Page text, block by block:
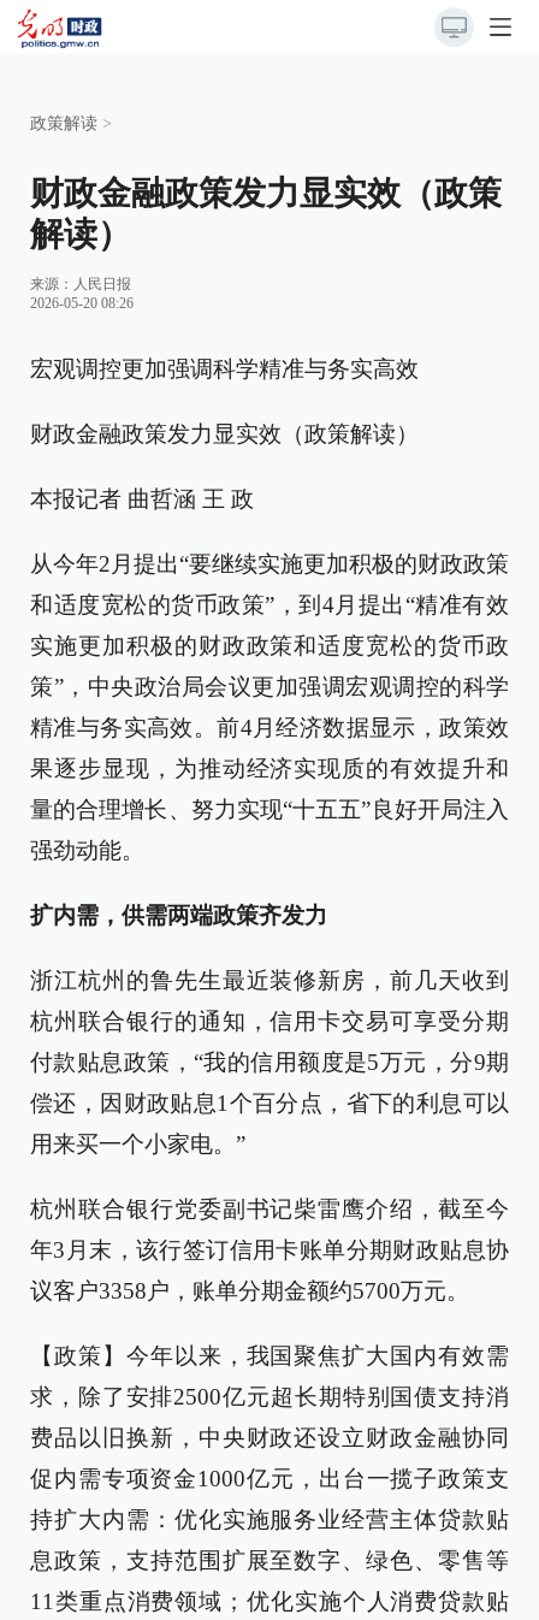
政策解读 >
财政金融政策发力显实效（政策
解读）
来源： 人民日报
2026-05-20 08:26
宏观调控更加强调科学精准与务实高效
财政金融政策发力显实效（政策解读）
本报记者 曲哲涵 王 政
从今年2月提出“要继续实施更加积极的财政政策
和适度宽松的货币政策”，到4月提出“精准有效
实施更加积极的财政政策和适度宽松的货币政
策”，中央政治局会议更加强调宏观调控的科学
精准与务实高效。前4月经济数据显示，政策效
果逐步显现，为推动经济实现质的有效提升和
量的合理增长、努力实现“十五五”良好开局注入
强劲动能。
扩内需，供需两端政策齐发力
浙江杭州的鲁先生最近装修新房，前几天收到
杭州联合银行的通知，信用卡交易可享受分期
付款贴息政策，“我的信用额度是5万元，分9期
偿还，因财政贴息1个百分点，省下的利息可以
用来买一个小家电。”
杭州联合银行党委副书记柴雷鹰介绍，截至今
年3月末，该行签订信用卡账单分期财政贴息协
议客户3358户，账单分期金额约5700万元。
【政策】今年以来，我国聚焦扩大国内有效需
求，除了安排2500亿元超长期特别国债支持消
费品以旧换新，中央财政还设立财政金融协同
促内需专项资金1000亿元，出台一揽子政策支
持扩大内需：优化实施服务业经营主体贷款贴
息政策，支持范围扩展至数字、绿色、零售等
11类重点消费领域；优化实施个人消费贷款贴